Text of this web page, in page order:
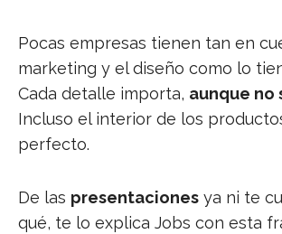
Pocas empresas tienen tan en
marketing y el diseño como lo
Cada detalle importa, aunque no
Incluso el interior de los
perfecto.
De las presentaciones ya ni te
qué, te lo explica Jobs con esta